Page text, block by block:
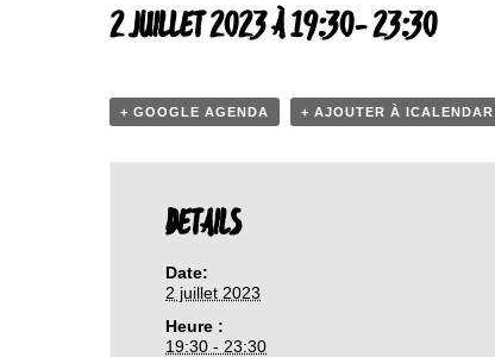
2 JUILLET 2023 À 19:30-23:30
+ GOOGLE AGENDA + AJOUTER À ICALENDAR
DETAILS
Date:
2 juillet 2023
Heure :
19:30 - 23:30